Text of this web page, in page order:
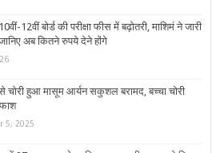
12वीं बोर्ड की परीक्षा फीस में बढ़ोतरी, माशिमं ने जारी
अब कितने रुपये देने होंगे
चोरी हुआ मासूम आर्यन सकुशल बरामद, बच्चा चोरी
5, 2025